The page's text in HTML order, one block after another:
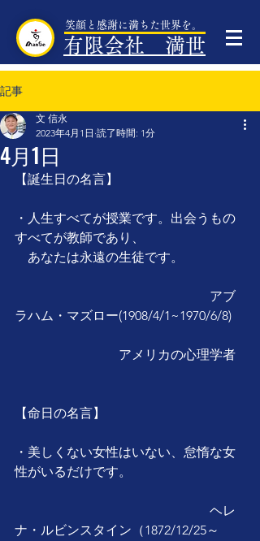
笑顔と感謝に満ちた世界を。
有限会社 満世
記事
4月1日
文 信永
2023年4月1日 読了時間: 1分
【誕生日の名言】
・人生すべてが授業です。出会うもの
すべてが教師であり、
あなたは永遠の生徒です。
アブ
ラハム・マズロー(1908/4/1~1970/6/8)
アメリカの心理学者
【命日の名言】
・美しくない女性はいない、怠惰な女
性がいるだけです。
ヘレ
ナ・ルビンスタイン（1872/12/25～